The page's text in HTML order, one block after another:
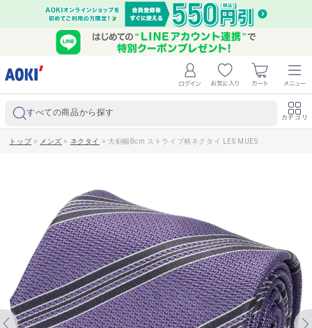
すべての商品から探す カテゴリ
トップ> メンズ > ネクタイ > 大剣幅8cm ストライプ柄ネクタイ LES MUES